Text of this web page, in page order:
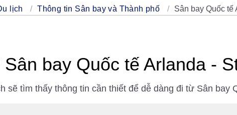
lịch Thông tin Sân bay và Thành phố Sân bay Quốc tế
bay Quốc tế Arlanda -
sẽ tìm thấy thông tin cần thiết để dễ dàng đi từ Sân